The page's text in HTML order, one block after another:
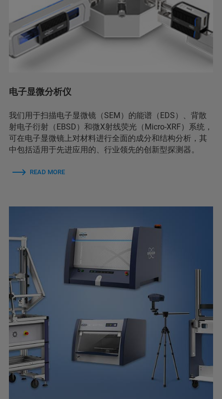
电子显微分析仪
我们用于扫描电子显微镜（SEM）的能谱（EDS）、背散
射电子衍射（EBSD）和微X射线荧光（Micro-XRF）系统，
可在电子显微镜上对材料进行全面的成分和结构分析，其
中包括适用于先进应用的、行业领先的创新型探测器。
READ MORE